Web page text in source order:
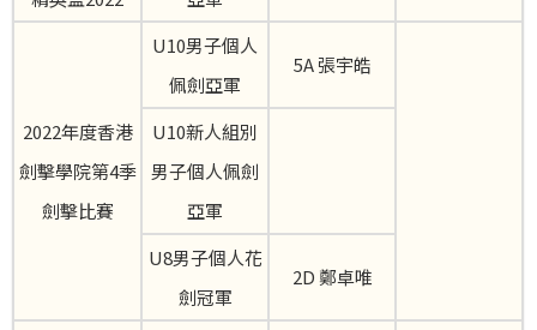
2022年度香港
劍擊學院第4季
劍擊比賽
U10男子個人
佩劍亞軍
5A 張宇皓
U10新人組別
男子個人佩劍
亞軍
U8男子個人花
劍冠軍
2D 鄭卓唯